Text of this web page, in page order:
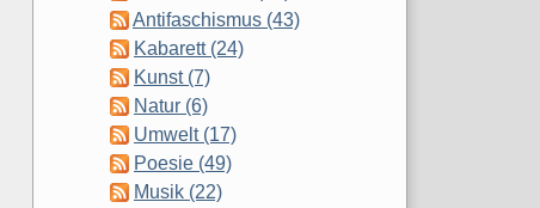
Antifaschismus (43)
Kabarett (24)
Kunst (7)
Natur (6)
Umwelt (17)
Poesie (49)
Musik (22)